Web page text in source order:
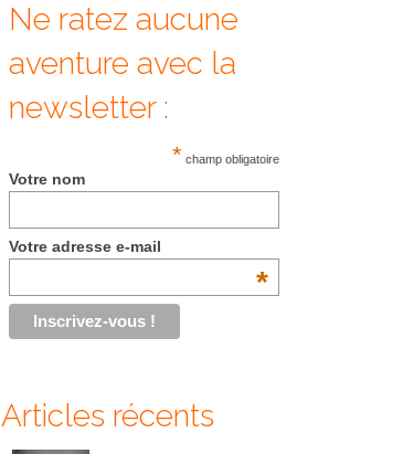
Ne ratez aucune
aventure avec la
newsletter :
* champ obligatoire
Votre nom
Votre adresse e-mail
*
Articles récents